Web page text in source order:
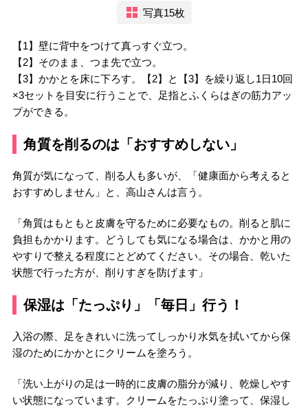
写真15枚
【1】壁に背中をつけて真っすぐ立つ。
【2】そのまま、つま先で立つ。
【3】かかとを床に下ろす。【2】と【3】を繰り返し1日10回
×3セットを目安に行うことで、足指とふくらはぎの筋力アッ
プができる。
角質を削るのは「おすすめしない」
角質が気になって、削る人も多いが、「健康面から考えると
おすすめしません」と、高山さんは言う。
「角質はもともと皮膚を守るために必要なもの。削ると肌に
負担もかかります。どうしても気になる場合は、かかと用の
やすりで整える程度にとどめてください。その場合、乾いた
状態で行った方が、削りすぎを防げます」
保湿は「たっぷり」「毎日」行う！
入浴の際、足をきれいに洗ってしっかり水気を拭いてから保
湿のためにかかとにクリームを塗ろう。
「洗い上がりの足は一時的に皮膚の脂分が減り、乾燥しやす
い状態になっています。クリームをたっぷり塗って、保湿し